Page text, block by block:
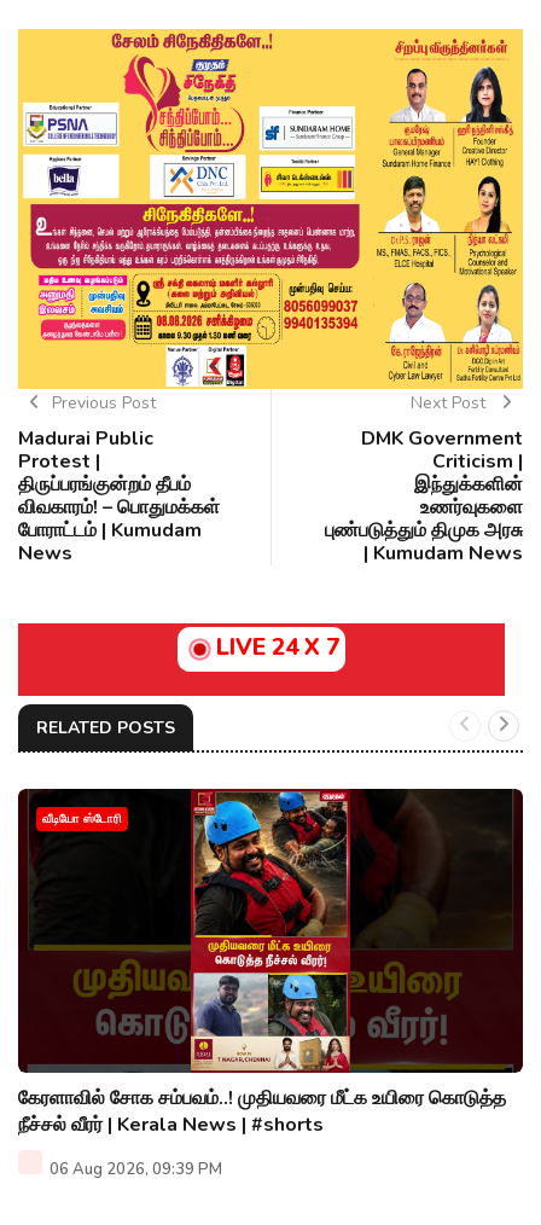
Previous Post
Madurai Public
Protest |
திருப்பரங்குன்றம் தீபம்
விவகாரம்! – பொதுமக்கள்
போராட்டம் | Kumudam
News
Next Post
DMK Government
Criticism |
இந்துக்களின்
உணர்வுகளை
புண்படுத்தும் திமுக அரசு
| Kumudam News
LIVE 24 X 7
RELATED POSTS
வீடியோ ஸ்டோரி
கேரளாவில் சோக சம்பவம்..! முதியவரை மீட்க உயிரை கொடுத்த
நீச்சல் வீரர் | Kerala News | #shorts
06 Aug 2026, 09:39 PM